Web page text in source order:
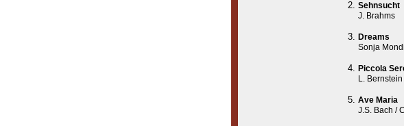
Sehnsucht
J. Brahms
Dreams
Sonja
Piccola
L. Bernstein
Ave Maria
J.S. Bach /